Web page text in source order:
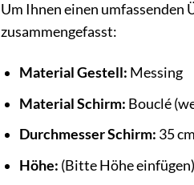
Um Ihnen einen umfassenden
zusammengefasst:
Material Gestell: Messing
Material Schirm: Bouclé
Durchmesser Schirm: 35 cm
Höhe: (Bitte Höhe einfügen)